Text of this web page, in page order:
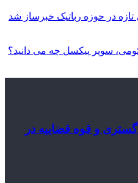
در حوزه رباتیک خبرساز شد
سوپر پیکسل چه می دانید؟
و قوه قضاییه در